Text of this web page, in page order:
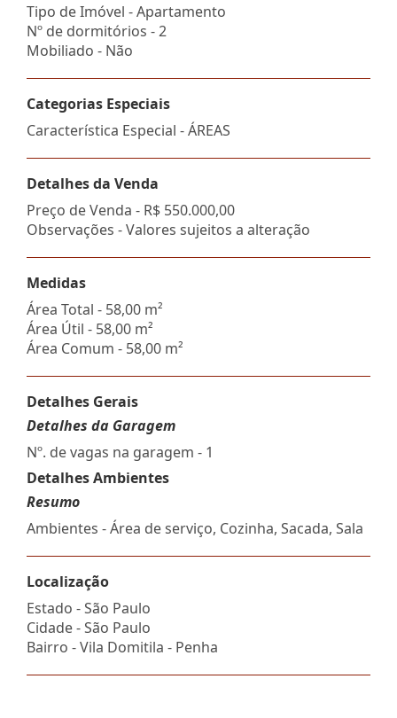
Tipo de Imóvel - Apartamento
Nº de dormitórios - 2
Mobiliado - Não
Categorias Especiais
Característica Especial - ÁREAS
Detalhes da Venda
Preço de Venda - R$ 550.000,00
Observações - Valores sujeitos a alteração
Medidas
Área Total - 58,00 m²
Área Útil - 58,00 m²
Área Comum - 58,00 m²
Detalhes Gerais
Detalhes da Garagem
Nº. de vagas na garagem - 1
Detalhes Ambientes
Resumo
Ambientes - Área de serviço, Cozinha, Sacada, Sala
Localização
Estado -São Paulo
Cidade -São Paulo
Bairro -Vila Domitila - Penha